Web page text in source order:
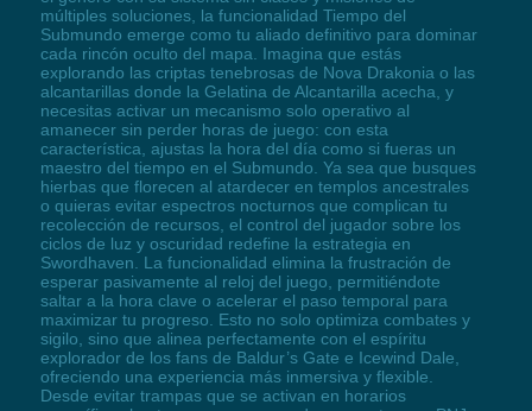
múltiples soluciones, la funcionalidad Tiempo del
Submundo emerge como tu aliado definitivo para dominar
cada rincón oculto del mapa. Imagina que estás
explorando las criptas tenebrosas de Nova Drakonia o las
alcantarillas donde la Gelatina de Alcantarilla acecha, y
necesitas activar un mecanismo solo operativo al
amanecer sin perder horas de juego: con esta
característica, ajustas la hora del día como si fueras un
maestro del tiempo en el Submundo. Ya sea que busques
hierbas que florecen al atardecer en templos ancestrales
o quieras evitar espectros nocturnos que complican tu
recolección de recursos, el control del jugador sobre los
ciclos de luz y oscuridad redefine la estrategia en
Swordhaven. La funcionalidad elimina la frustración de
esperar pasivamente al reloj del juego, permitiéndote
saltar a la hora clave o acelerar el paso temporal para
maximizar tu progreso. Esto no solo optimiza combates y
sigilo, sino que alinea perfectamente con el espíritu
explorador de los fans de Baldur’s Gate e Icewind Dale,
ofreciendo una experiencia más inmersiva y flexible.
Desde evitar trampas que se activan en horarios